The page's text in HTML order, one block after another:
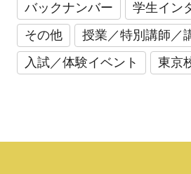
バックナンバー
学生イン
その他
授業／特別講師／
入試／体験イベント
東京